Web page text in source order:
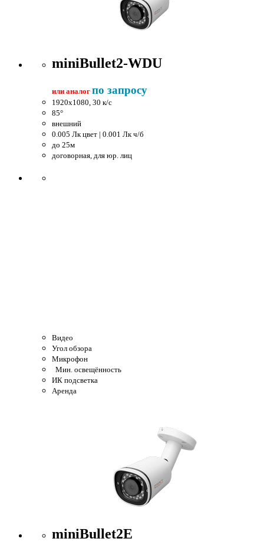
miniBullet2-WDU
или аналог по запросу
1920x1080, 30 к/c
85°
внешний
0.005 Лк цвет | 0.001 Лк ч/б
до 25м
договорная, для юр. лиц
Видео
Угол обзора
Микрофон
Мин. освещённость
ИК подсветка
Аренда
miniBullet2E